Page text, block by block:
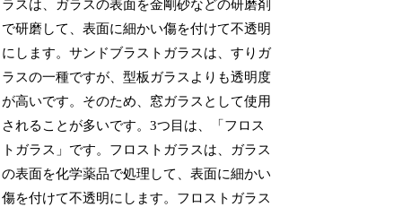
ラスは、ガラスの表面を金剛砂などの研磨剤
で研磨して、表面に細かい傷を付けて不透明
にします。サンドブラストガラスは、すりガ
ラスの一種ですが、型板ガラスよりも透明度
が高いです。そのため、窓ガラスとして使用
されることが多いです。3つ目は、「フロス
トガラス」です。フロストガラスは、ガラス
の表面を化学薬品で処理して、表面に細かい
傷を付けて不透明にします。フロストガラス